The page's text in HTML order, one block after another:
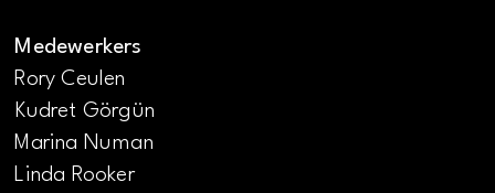
Medewerkers
Rory Ceulen
Kudret Görgün
Marina Numan
Linda Rooker